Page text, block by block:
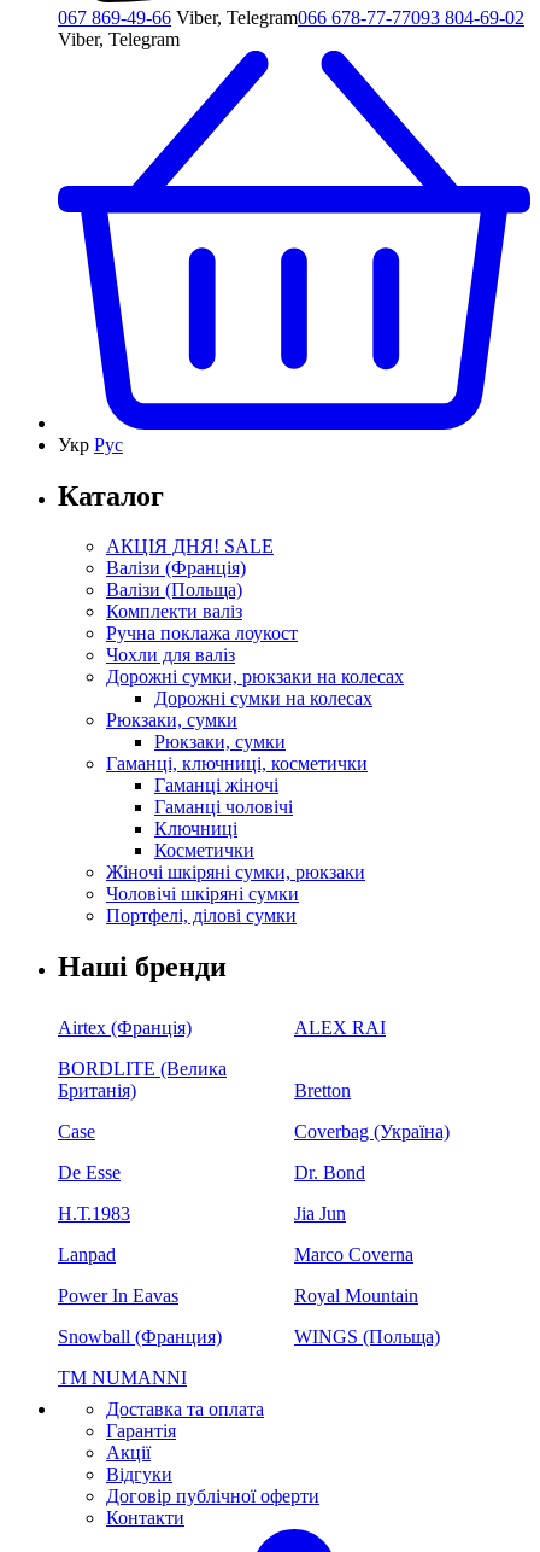
067 869-49-66 Viber, Telegram066 678-77-77093 804-69-02
Viber, Telegram
Укр Рус
Каталог
АКЦІЯ ДНЯ! SALE
Валізи (Франція)
Валізи (Польща)
Комплекти валіз
Ручна поклажа лоукост
Чохли для валіз
Дорожні сумки, рюкзаки на колесах
Дорожні сумки на колесах
Рюкзаки, сумки
Рюкзаки, сумки
Гаманці, ключниці, косметички
Гаманці жіночі
Гаманці чоловічі
Ключниці
Косметички
Жіночі шкіряні сумки, рюкзаки
Чоловічі шкіряні сумки
Портфелі, ділові сумки
Наші бренди
Airtex (Франція)
ALEX RAI
BORDLITE (Велика
Британія)
Bretton
Case
Coverbag (Україна)
De Esse
Dr. Bond
H.Т.1983
Jia Jun
Lanpad
Marco Coverna
Power In Eavas
Royal Mountain
Snowball (Франция)
WINGS (Польща)
ТМ NUMANNI
Доставка та оплата
Гарантія
Акції
Відгуки
Договір публічної оферти
Контакти